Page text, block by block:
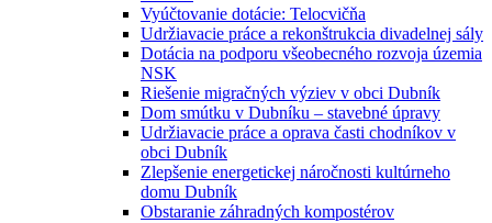
Vyúčtovanie dotácie: Telocvičňa
Udržiavacie práce a rekonštrukcia divadelnej sály
Dotácia na podporu všeobecného rozvoja územia
NSK
Riešenie migračných výziev v obci Dubník
Dom smútku v Dubníku – stavebné úpravy
Udržiavacie práce a oprava časti chodníkov v
obci Dubník
Zlepšenie energetickej náročnosti kultúrneho
domu Dubník
Obstaranie záhradných kompostérov